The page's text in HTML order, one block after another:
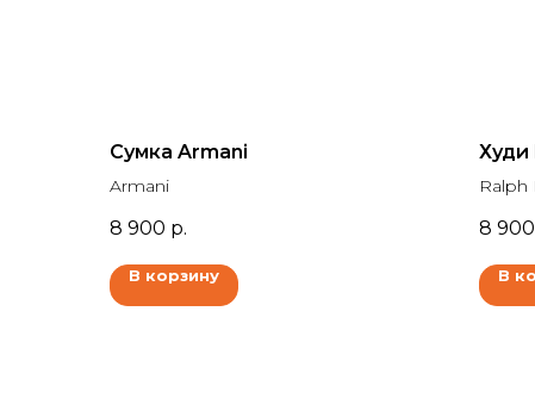
Сумка Armani
Armani
8 900 р.
В корзину
Худи
Ralph
8 900
В